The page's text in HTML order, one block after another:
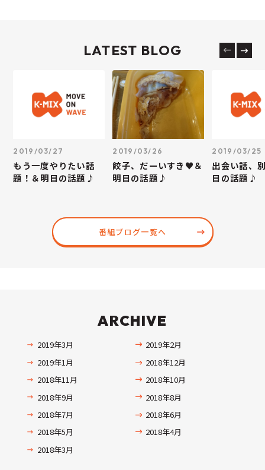
LATEST BLOG
2019/03/27
もう一度やりたい話
題！＆明日の話題♪
2019/03/26
餃子、だーいすき♥＆
明日の話題♪
2019/03/25
出会い話、
日の話題♪
番組ブログ一覧へ
ARCHIVE
2019年3月
2019年2月
2019年1月
2018年12月
2018年11月
2018年10月
2018年9月
2018年8月
2018年7月
2018年6月
2018年5月
2018年4月
2018年3月